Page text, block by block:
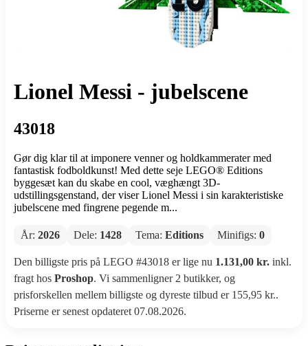
Lionel Messi - jubelscene
43018
Gør dig klar til at imponere venner og holdkammerater med
fantastisk fodboldkunst! Med dette seje LEGO® Editions
byggesæt kan du skabe en cool, væghængt 3D-
udstillingsgenstand, der viser Lionel Messi i sin karakteristiske
jubelscene med fingrene pegende m...
År: 2026 Dele: 1428 Tema: Editions Minifigs: 0
Den billigste pris på LEGO #43018 er lige nu 1.131,00 kr. inkl.
fragt hos Proshop. Vi sammenligner 2 butikker, og
prisforskellen mellem billigste og dyreste tilbud er 155,95 kr..
Priserne er senest opdateret 07.08.2026.